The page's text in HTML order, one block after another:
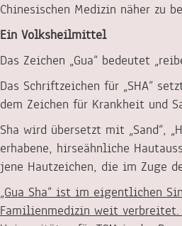
Chinesischen Medizin näher zu
Ein Volksheilmittel
Das Zeichen „Gua“ bedeutet
Das Schriftzeichen für „SHA“
dem Zeichen für Krankheit und
Sha wird übersetzt mit „Sand“,
erhabene, hirseähnliche
jene Hautzeichen, die im Zuge
„Gua Sha“ ist im eigentlichen
Familienmedizin weit verbreitet.